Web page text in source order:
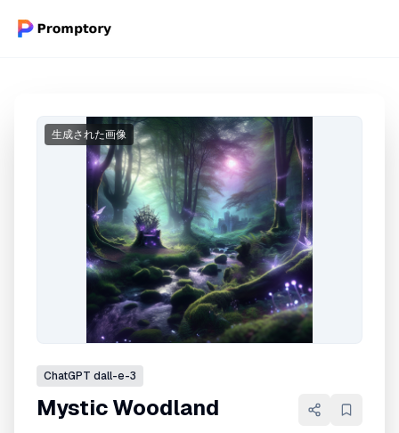
生成された画像
ChatGPT dall-e-3
Mystic Woodland